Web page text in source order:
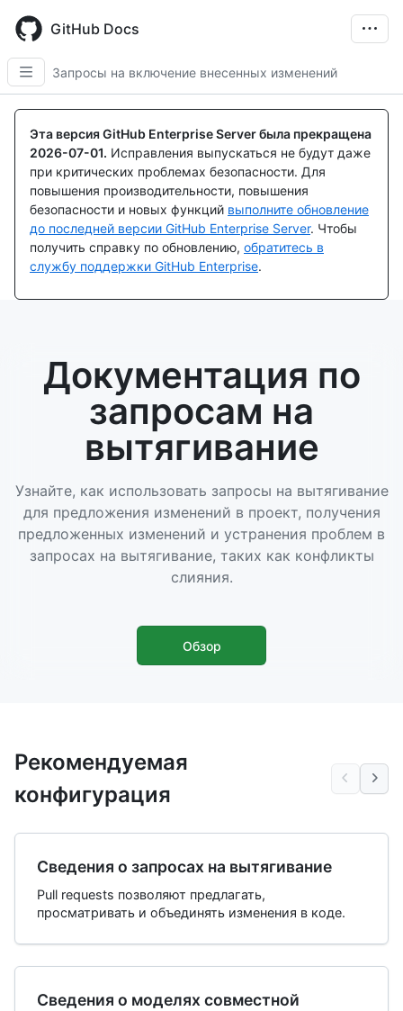
main
content
GitHub Docs
Запросы на включение внесенных изменений
Эта версия GitHub Enterprise Server была прекращена
2026-07-01. Исправления выпускаться не будут даже
при критических проблемах безопасности. Для
повышения производительности, повышения
безопасности и новых функций выполните обновление
до последней версии GitHub Enterprise Server. Чтобы
получить справку по обновлению, обратитесь в
службу поддержки GitHub Enterprise.
Документация по
запросам на
вытягивание
Узнайте, как использовать запросы на вытягивание
для предложения изменений в проект, получения
предложенных изменений и устранения проблем в
запросах на вытягивание, таких как конфликты
слияния.
Обзор
Рекомендуемая
конфигурация
Сведения о запросах на вытягивание
Pull requests позволяют предлагать,
просматривать и объединять изменения в коде.
Сведения о моделях совместной